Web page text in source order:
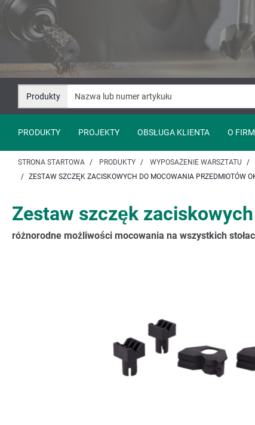
Przejdź
treści
Przejście
nawigacji
Produkty
PRODUKTY PROJEKTY OBSŁUGA KLIENTA O
STRONA STARTOWA PRODUKTY WYPOSAŻENIE WARSZTATU
ZESTAW SZCZĘK ZACISKOWYCH DO MOCOWANIA PRZEDMIOTÓW
Zestaw szczęk
różnorodne możliwości mocowania na wszystkich